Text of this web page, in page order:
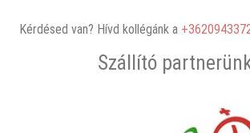
Kérdésed van? Hívd kollégánk a
Szállító